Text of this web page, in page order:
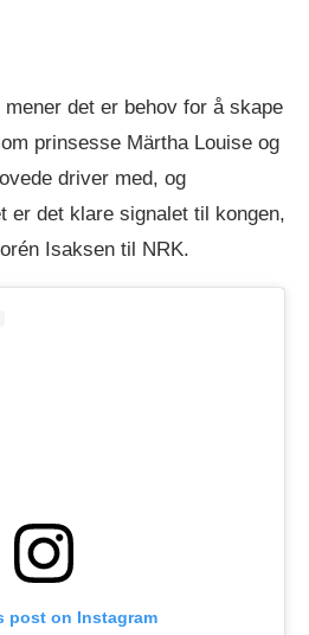
det er behov for å skape
prinsesse Märtha Louise og
driver med, og
er det klare signalet til kongen,
Isaksen til NRK.
post on Instagram